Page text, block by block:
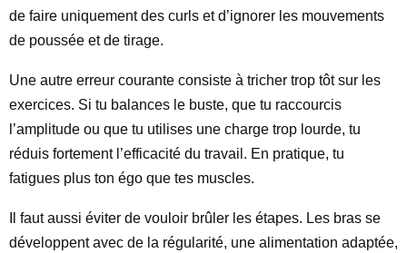
de faire uniquement des curls et d’ignorer les mouvements
de poussée et de tirage.
Une autre erreur courante consiste à tricher trop tôt sur les
exercices. Si tu balances le buste, que tu raccourcis
l’amplitude ou que tu utilises une charge trop lourde, tu
réduis fortement l’efficacité du travail. En pratique, tu
fatigues plus ton égo que tes muscles.
Il faut aussi éviter de vouloir brûler les étapes. Les bras se
développent avec de la régularité, une alimentation adaptée,